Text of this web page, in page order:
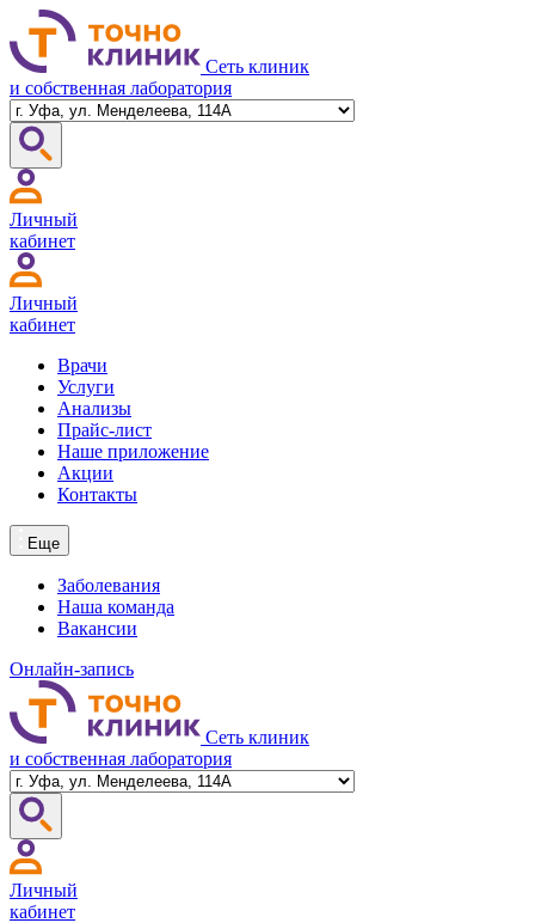
Сеть клиник
и собственная лаборатория
Личный
кабинет
Личный
кабинет
Врачи
Услуги
Анализы
Прайс-лист
Наше приложение
Акции
Контакты
Еще
Заболевания
Наша команда
Вакансии
Онлайн-запись
Сеть клиник
и собственная лаборатория
Личный
кабинет